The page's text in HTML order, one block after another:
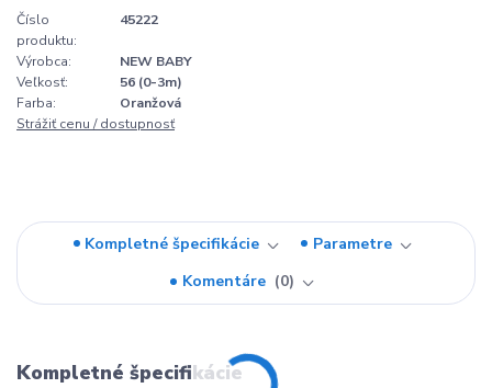
Číslo
produktu:
45222
Výrobca:
NEW BABY
Veľkosť:
56 (0-3m)
Farba:
Oranžová
Strážiť cenu / dostupnosť
Kompletné špecifikácie
Parametre
Komentáre
0
Kompletné špecifikácie